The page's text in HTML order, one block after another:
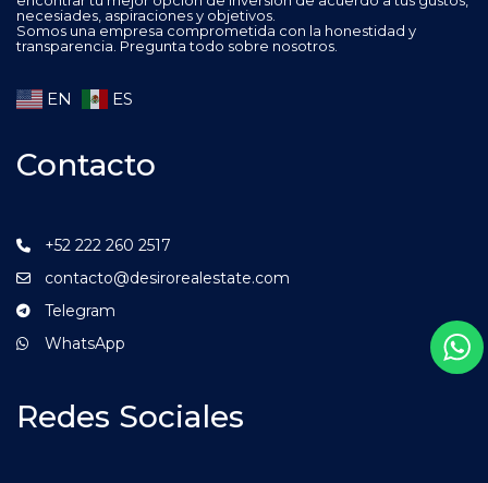
necesiades, aspiraciones y objetivos.
Somos una empresa comprometida con la honestidad y
transparencia. Pregunta todo sobre nosotros.
EN ES
Contacto
+52 222 260 2517
contacto@desirorealestate.com
Telegram
WhatsApp
Redes Sociales